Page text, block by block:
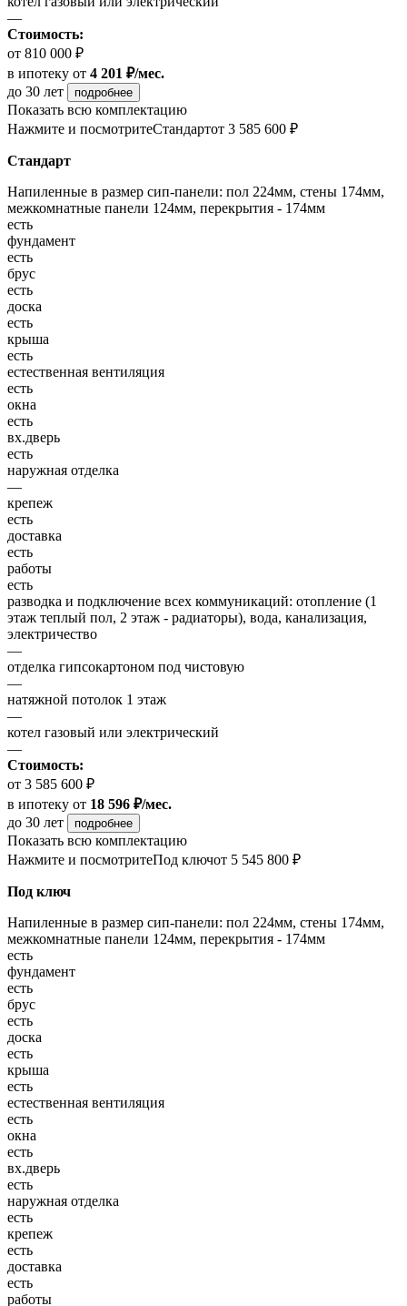
—
Стоимость:
от 810 000 ₽
в ипотеку от 4 201 ₽/мес.
до 30 лет
подробнее
Показать всю комплектацию
Нажмите и посмотритеСтандартот 3 585 600 ₽
Стандарт
Напиленные в размер сип-панели: пол 224мм, стены 174мм,
межкомнатные панели 124мм, перекрытия - 174мм
есть
фундамент
есть
брус
есть
доска
есть
крыша
есть
естественная вентиляция
есть
окна
есть
вх.дверь
есть
наружная отделка
—
крепеж
есть
доставка
есть
работы
есть
разводка и подключение всех коммуникаций: отопление (1
этаж теплый пол, 2 этаж - радиаторы), вода, канализация,
электричество
—
отделка гипсокартоном под чистовую
—
натяжной потолок 1 этаж
—
котел газовый или электрический
—
Стоимость:
от 3 585 600 ₽
в ипотеку от 18 596 ₽/мес.
до 30 лет
подробнее
Показать всю комплектацию
Нажмите и посмотритеПод ключот 5 545 800 ₽
Под ключ
Напиленные в размер сип-панели: пол 224мм, стены 174мм,
межкомнатные панели 124мм, перекрытия - 174мм
есть
фундамент
есть
брус
есть
доска
есть
крыша
есть
естественная вентиляция
есть
окна
есть
вх.дверь
есть
наружная отделка
есть
крепеж
есть
доставка
есть
работы